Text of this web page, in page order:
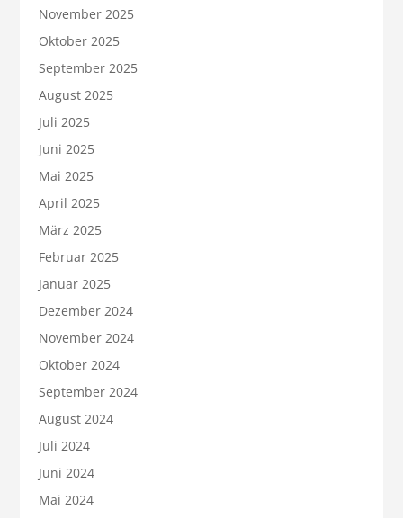
November 2025
Oktober 2025
September 2025
August 2025
Juli 2025
Juni 2025
Mai 2025
April 2025
März 2025
Februar 2025
Januar 2025
Dezember 2024
November 2024
Oktober 2024
September 2024
August 2024
Juli 2024
Juni 2024
Mai 2024